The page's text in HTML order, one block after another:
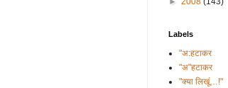
Labels
"अ:हटाकर
"अ"हटाकर
"क्या लिखूं…!"